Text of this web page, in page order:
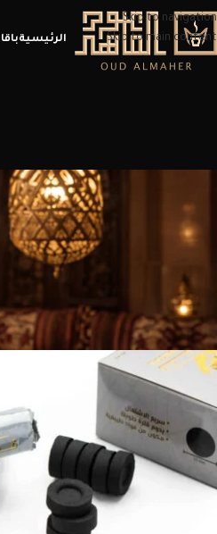
Skip to navigation
Skip to main content
الرئيسية
الرئيسية/ منتجات تحت الوسم “فحم نار”